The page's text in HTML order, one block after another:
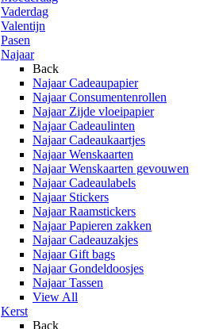
Vaderdag
Valentijn
Pasen
Najaar
Back
Najaar Cadeaupapier
Najaar Consumentenrollen
Najaar Zijde vloeipapier
Najaar Cadeaulinten
Najaar Cadeaukaartjes
Najaar Wenskaarten
Najaar Wenskaarten gevouwen
Najaar Cadeaulabels
Najaar Stickers
Najaar Raamstickers
Najaar Papieren zakken
Najaar Cadeauzakjes
Najaar Gift bags
Najaar Gondeldoosjes
Najaar Tassen
View All
Kerst
Back